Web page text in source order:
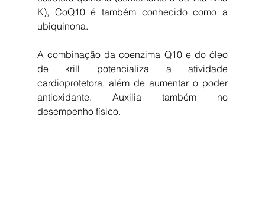
K), CoQ10 é também conhecido como a
ubiquinona.
A combinação da coenzima Q10 e do óleo
de krill potencializa a atividade
cardioprotetora, além de aumentar o poder
antioxidante. Auxilia também no
desempenho físico.